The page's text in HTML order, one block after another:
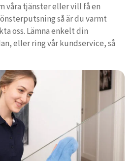
våra tjänster eller vill få en
så är du varmt
oss. Lämna enkelt din
eller ring vår kundservice, så